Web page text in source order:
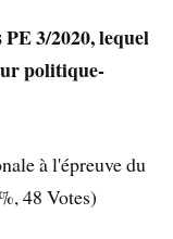
3/2020, lequel
politique-
à l'épreuve du
48 Votes)